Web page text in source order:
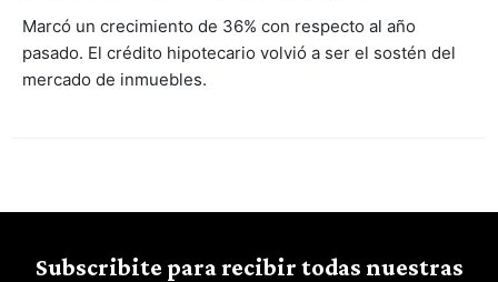
Marcó un crecimiento de 36% con respecto al año
pasado. El crédito hipotecario volvió a ser el sostén del
mercado de inmuebles.
Subscribite para recibir todas nuestras